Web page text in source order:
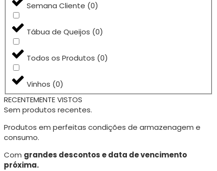
Semana Cliente (0)
Tábua de Queijos (0)
Todos os Produtos (0)
Vinhos (0)
RECENTEMENTE VISTOS
Sem produtos recentes.
Produtos em perfeitas condições de armazenagem e
consumo.
Com grandes descontos e data de vencimento
próxima.